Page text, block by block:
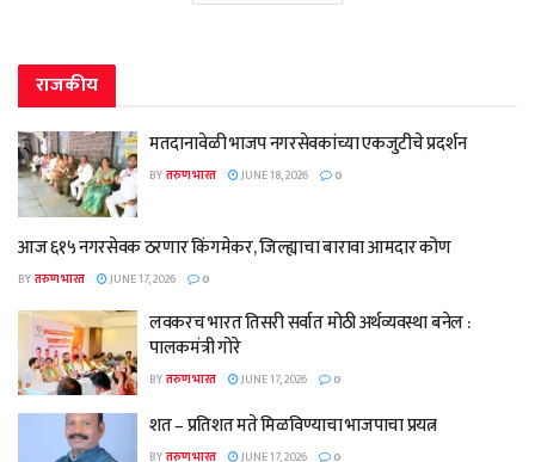
राजकीय
मतदानावेळी भाजप नगरसेवकांच्या एकजुटीचे प्रदर्शन
BYतरुण भारत JUNE 18, 2026 0
आज ६१५ नगरसेवक ठरणार किंगमेकर, जिल्ह्याचा बारावा आमदार कोण
BYतरुण भारत JUNE 17, 2026 0
लवकरच भारत तिसरी सर्वात मोठी अर्थव्यवस्था बनेल :
पालकमंत्री गोरे
BYतरुण भारत JUNE 17, 2026 0
शत – प्रतिशत मते मिळविण्याचा भाजपाचा प्रयत्न
BYतरुण भारत JUNE 17, 2026 0